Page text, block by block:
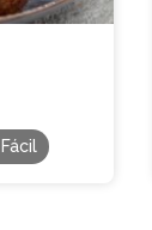
Fácil